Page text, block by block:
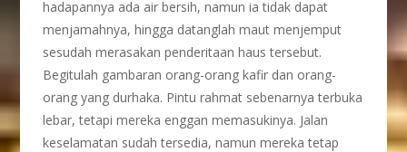
hadapannya ada air bersih, namun ia tidak dapat
menjamahnya, hingga datanglah maut menjemput
sesudah merasakan penderitaan haus tersebut.
Begitulah gambaran orang-orang kafir dan orang-
orang yang durhaka. Pintu rahmat sebenarnya terbuka
lebar, tetapi mereka enggan memasukinya. Jalan
keselamatan sudah tersedia, namun mereka tetap